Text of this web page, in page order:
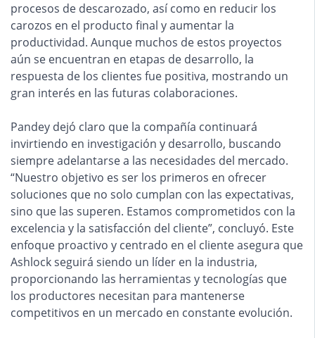
procesos de descarozado, así como en reducir los
carozos en el producto final y aumentar la
productividad. Aunque muchos de estos proyectos
aún se encuentran en etapas de desarrollo, la
respuesta de los clientes fue positiva, mostrando un
gran interés en las futuras colaboraciones.
Pandey dejó claro que la compañía continuará
invirtiendo en investigación y desarrollo, buscando
siempre adelantarse a las necesidades del mercado.
“Nuestro objetivo es ser los primeros en ofrecer
soluciones que no solo cumplan con las expectativas,
sino que las superen. Estamos comprometidos con la
excelencia y la satisfacción del cliente”, concluyó. Este
enfoque proactivo y centrado en el cliente asegura que
Ashlock seguirá siendo un líder en la industria,
proporcionando las herramientas y tecnologías que
los productores necesitan para mantenerse
competitivos en un mercado en constante evolución.